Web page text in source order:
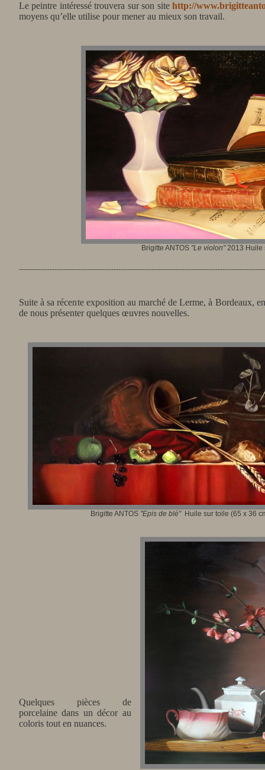
Le peintre intéressé trouvera sur son site http://
moyens qu’elle utilise pour mener au mieux son travail.
Brigitte ANTOS "Le violon"2013 Huile
Suite à sa récente exposition au marché de Lerme, à Bordeaux,
de nous présenter quelques œuvres nouvelles.
Brigitte ANTOS "Epis de blé"Huile sur toile (65 x 36
Quelques pièces de
porcelaine dans un décor au
coloris tout en nuances.